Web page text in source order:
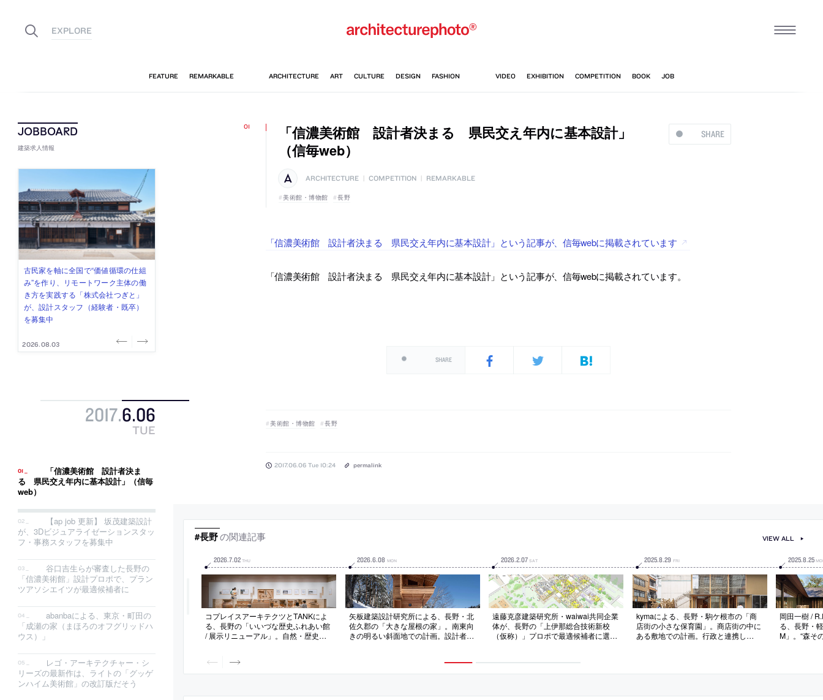
建築求人情報
古民家を軸に全国で“価値循環の仕組
み”を作り、リモートワーク主体の働
き方を実践する「株式会社つぎと」
が、設計スタッフ（経験者・既卒）
を募集中
2026.08.03
リノベる株式会社が、設計パートナ
ー (業務委託) を募集中
2026.08.03
社会への影響力のある建築を手掛
け、スタッフ同士で助け合う環境づ
くりも行う「E.A.S.T.architects」
が、設計スタッフ（経験者・既卒・
2027年新卒）を募集中
2026.07.31
代官山を拠点に活動する「梅澤竜也 /
ALA INC.」が、設計スタッフ・アル
バイト・事務職を募集中
2026.07.30
住宅や共同住宅などを手掛け、“合理
的でシンプルなデザイン”を志向する
「PANDA：山本浩三建築設計事務
所」が、設計スタッフ（経験者・既
卒・2027年新卒）を募集中
2026.07.29
2017.6.06
TUE
「信濃美術館 設計者決ま
る 県民交え年内に基本設計」（信毎
web）
【ap job 更新】 坂茂建築設計
が、3Dビジュアライゼーションスタッ
フ・事務スタッフを募集中
谷口吉生らが審査した長野の
「信濃美術館」設計プロポで、プラン
ツアソシエイツが最適候補者に
abanbaによる、東京・町田の
「成瀬の家（まほろのオフグリッドハ
ウス）」
レゴ・アーキテクチャー・シ
リーズの最新作は、ライトの「グッゲ
ンハイム美術館」の改訂版だそう
SHARE
「信濃美術館 設計者決まる 県民交え年内に基本設計」
（信毎web）
ARCHITECTURE COMPETITION REMARKABLE
美術館・博物館 長野
「信濃美術館 設計者決まる 県民交え年内に基本設計」という記事が、信毎webに掲載されています
「信濃美術館 設計者決まる 県民交え年内に基本設計」という記事が、信毎webに掲載されています。
SHARE
美術館・博物館 長野
2017.06.06 Tue 10:24 permalink
#長野の関連記事
2026.7.02 THU
コプレイスアーキテクツとTANKによ
る、長野の「いいづな歴史ふれあい館
/ 展示リニューアル」。自然・歴史・
り方を求め、展示ケースの周りを回遊
できて上下から眺められる計画を考
の共有も意図
2026.6.08 MON
矢板建築設計研究所による、長野・北
佐久郡の「大きな屋根の家」。南東向
きの明るい斜面地での計画。設計者が
バルコニーで囲う構成を考案。愛を伴
う“場所感”は自我のなす作為が消え去
2026.2.07 SAT
遠藤克彦建築研究所・waiwai共同企業
体が、長野の「上伊那総合技術新校
（仮称）」プロポで最適候補者に選
シムサ・キッタン・アンド・ウエスト
JV、わたしもそうJVが名を連ねる
2025.8.29 FRI
kymaによる、長野・駒ケ根市の「商
店街の小さな保育園」。商店街の中に
ある敷地での計画。行政と連携し
を前面に配置して地域にも開放する構
2025.8.25
岡田一樹 /
る、長野・
M」。“森そ
築を環境に
VIEW ALL